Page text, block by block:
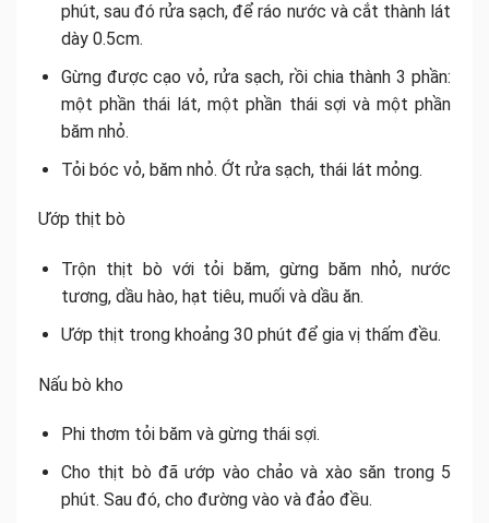
phút, sau đó rửa sạch, để ráo nước và cắt thành lát
dày 0.5cm.
Gừng được cạo vỏ, rửa sạch, rồi chia thành 3 phần:
một phần thái lát, một phần thái sợi và một phần
băm nhỏ.
Tỏi bóc vỏ, băm nhỏ. Ớt rửa sạch, thái lát mỏng.
Ướp thịt bò
Trộn thịt bò với tỏi băm, gừng băm nhỏ, nước
tương, dầu hào, hạt tiêu, muối và dầu ăn.
Ướp thịt trong khoảng 30 phút để gia vị thấm đều.
Nấu bò kho
Phi thơm tỏi băm và gừng thái sợi.
Cho thịt bò đã ướp vào chảo và xào săn trong 5
phút. Sau đó, cho đường vào và đảo đều.